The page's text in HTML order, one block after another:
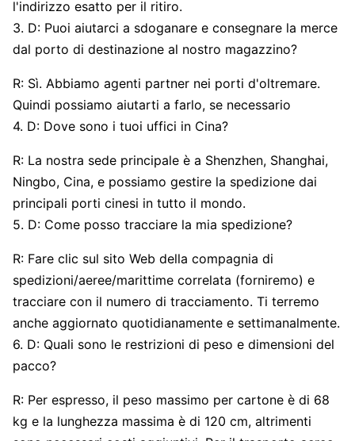
l'indirizzo esatto per il ritiro.
3. D: Puoi aiutarci a sdoganare e consegnare la merce
dal porto di destinazione al nostro magazzino?
R: Sì. Abbiamo agenti partner nei porti d'oltremare.
Quindi possiamo aiutarti a farlo, se necessario
4. D: Dove sono i tuoi uffici in Cina?
R: La nostra sede principale è a Shenzhen, Shanghai,
Ningbo, Cina, e possiamo gestire la spedizione dai
principali porti cinesi in tutto il mondo.
5. D: Come posso tracciare la mia spedizione?
R: Fare clic sul sito Web della compagnia di
spedizioni/aeree/marittime correlata (forniremo) e
tracciare con il numero di tracciamento. Ti terremo
anche aggiornato quotidianamente e settimanalmente.
6. D: Quali sono le restrizioni di peso e dimensioni del
pacco?
R: Per espresso, il peso massimo per cartone è di 68
kg e la lunghezza massima è di 120 cm, altrimenti